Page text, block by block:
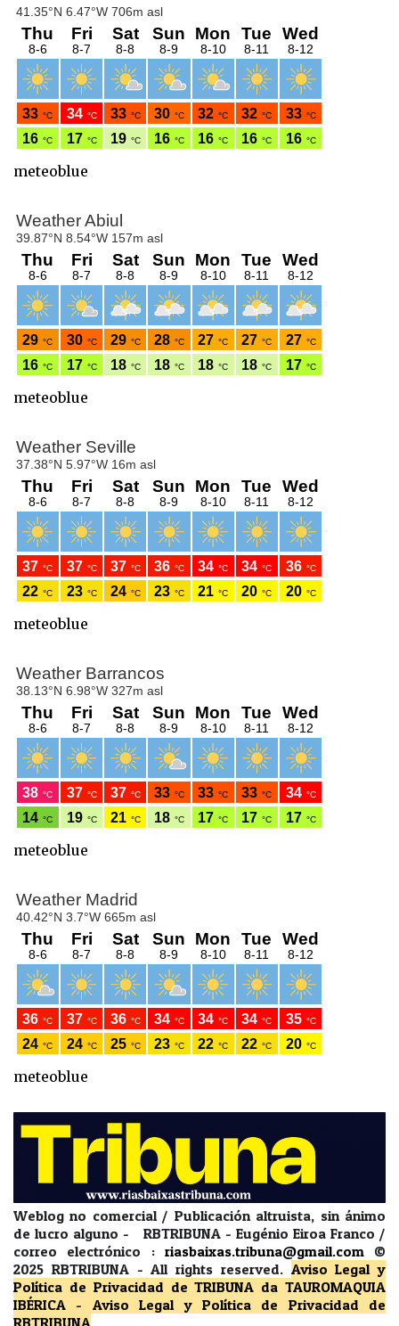
meteoblue
meteoblue
meteoblue
meteoblue
meteoblue
Weblog no comercial / Publicación altruista, sin ánimo
de lucro alguno - RBTRIBUNA - Eugénio Eiroa Franco /
correo electrónico : riasbaixas.tribuna@gmail.com
©
2025 RBTRIBUNA -All rights reserved. Aviso Legal y
Política de Privacidad de TRIBUNA da TAUROMAQUIA
IBÉRICA - Aviso Legal y Política de Privacidad
de
RBTRIBUNA